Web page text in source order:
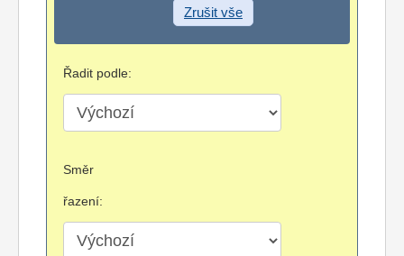
Zrušit vše
Řadit podle:
Směr
řazení: